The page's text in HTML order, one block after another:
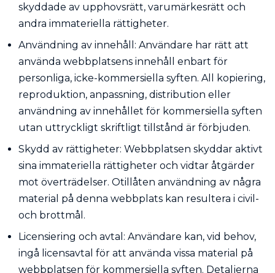
skyddade av upphovsrätt, varumärkesrätt och
andra immateriella rättigheter.
Användning av innehåll: Användare har rätt att
använda webbplatsens innehåll enbart för
personliga, icke-kommersiella syften. All kopiering,
reproduktion, anpassning, distribution eller
användning av innehållet för kommersiella syften
utan uttryckligt skriftligt tillstånd är förbjuden.
Skydd av rättigheter: Webbplatsen skyddar aktivt
sina immateriella rättigheter och vidtar åtgärder
mot överträdelser. Otillåten användning av några
material på denna webbplats kan resultera i civil-
och brottmål.
Licensiering och avtal: Användare kan, vid behov,
ingå licensavtal för att använda vissa material på
webbplatsen för kommersiella syften. Detaljerna